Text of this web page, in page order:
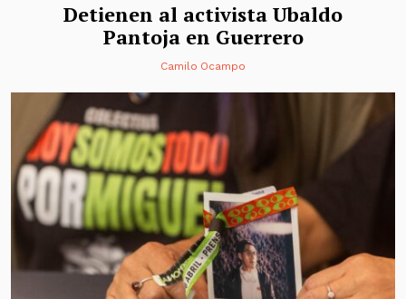
Detienen al activista Ubaldo
Pantoja en Guerrero
Camilo Ocampo